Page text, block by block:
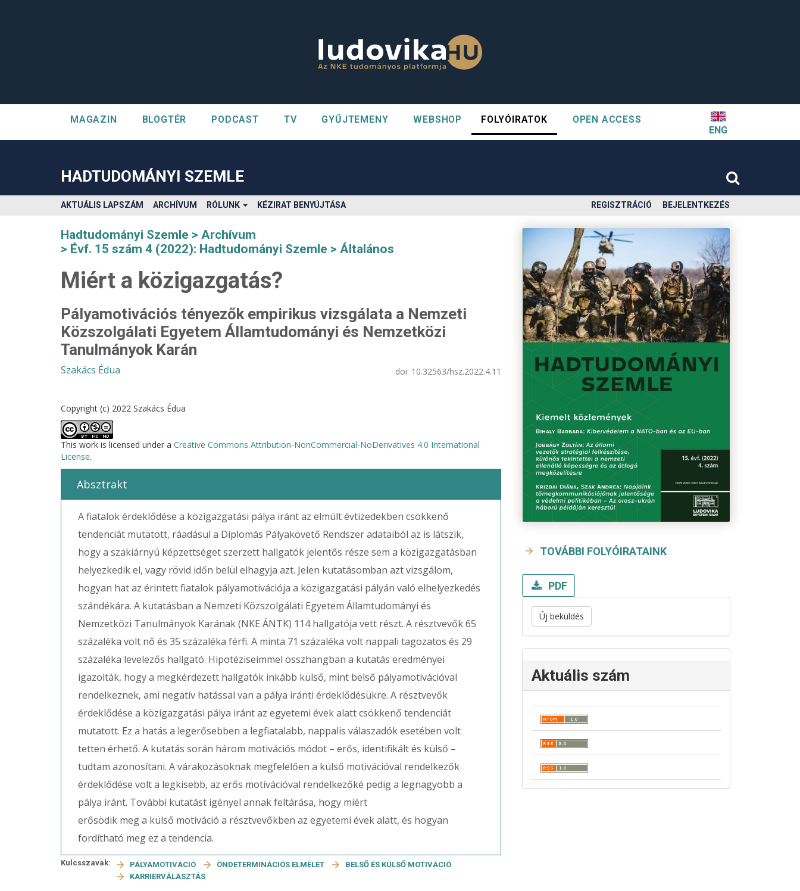
##plugins.themes.bootstrap3.accessible_menu.label##
##plugins.themes.bootstrap3.accessible_menu.main_content##
##plugins.themes.bootstrap3.accessible_menu.sidebar##
MAGAZIN BLOGTÉR PODCAST TV GYŰJTEMENY WEBSHOP FOLYÓIRATOK
OPEN ACCESS
ENG
HADTUDOMÁNYI SZEMLE
AKTUÁLIS LAPSZÁM ARCHÍVUM RÓLUNK KÉZIRAT BENYÚJTÁSA REGISZTRÁCIÓ BEJELENTKEZÉS
Hadtudományi Szemle
Archívum
Évf. 15 szám 4 (2022): Hadtudományi Szemle
Általános
Miért a közigazgatás?
Pályamotivációs tényezők empirikus vizsgálata a Nemzeti
Közszolgálati Egyetem Államtudományi és Nemzetközi
Tanulmányok Karán
Szakács Édua doi: 10.32563/hsz.2022.4.11
Copyright (c) 2022 Szakács Édua
This work is licensed under a Creative Commons Attribution-NonCommercial-NoDerivatives 4.0 International
License.
Absztrakt
A fiatalok érdeklődése a közigazgatási pálya iránt az elmúlt évtizedekben csökkenő
tendenciát mutatott, ráadásul a Diplomás Pályakövető Rendszer adataiból az is látszik,
hogy a szakiárnyú képzettséget szerzett hallgatók jelentős része sem a közigazgatásban
helyezkedik el, vagy rövid időn belül elhagyja azt. Jelen kutatásomban azt vizsgálom,
hogyan hat az érintett fiatalok pályamotivációja a közigazgatási pályán való elhelyezkedés
szándékára. A kutatásban a Nemzeti Közszolgálati Egyetem Államtudományi és
Nemzetközi Tanulmányok Karának (NKE ÁNTK) 114 hallgatója vett részt. A résztvevők 65
százaléka volt nő és 35 százaléka férfi. A minta 71 százaléka volt nappali tagozatos és 29
százaléka levelezős hallgató. Hipotéziseimmel összhangban a kutatás eredményei
igazolták, hogy a megkérdezett hallgatók inkább külső, mint belső pályamotivációval
rendelkeznek, ami negatív hatással van a pálya iránti érdeklődésükre. A résztvevők
érdeklődése a közigazgatási pálya iránt az egyetemi évek alatt csökkenő tendenciát
mutatott. Ez a hatás a legerősebben a legfiatalabb, nappalis válaszadók esetében volt
tetten érhető. A kutatás során három motivációs módot – erős, identifikált és külső –
tudtam azonosítani. A várakozásoknak megfelelően a külső motivációval rendelkezők
érdeklődése volt a legkisebb, az erős motivációval rendelkezőké pedig a legnagyobb a
pálya iránt. További kutatást igényel annak feltárása, hogy miért
erősödik meg a külső motiváció a résztvevőkben az egyetemi évek alatt, és hogyan
fordítható meg ez a tendencia.
Kulcsszavak: PÁLYAMOTIVÁCIÓ ÖNDETERMINÁCIÓS ELMÉLET
BELSŐ ÉS KÜLSŐ MOTIVÁCIÓ
KARRIERVÁLASZTÁS
TOVÁBBI FOLYÓIRATAINK
PDF
Új beküldés
Aktuális szám